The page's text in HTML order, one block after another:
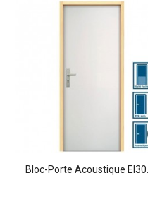
Bloc-Porte Acoustique EI30...